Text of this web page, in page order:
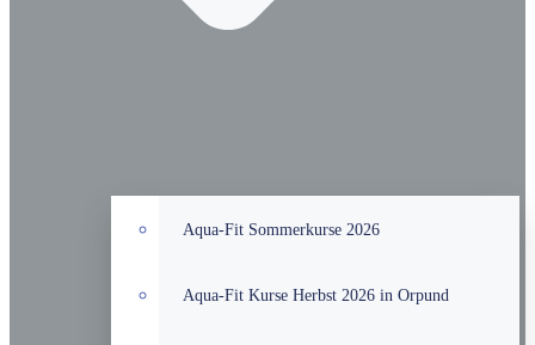
Aqua-Fit Sommerkurse 2026
Aqua-Fit Kurse Herbst 2026 in Orpund